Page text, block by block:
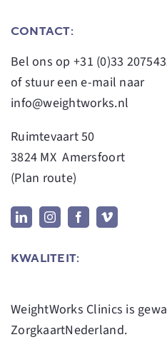
CONTACT:
Bel ons op +31 (0)33
of stuur een e-mail naar
info@weightworks.nl
Ruimtevaart 50
3824 MX Amersfoort
(Plan route)
KWALITEIT:
WeightWorks Clinics is
ZorgkaartNederland.